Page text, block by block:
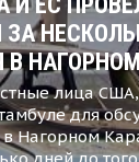
ЗА
В
лица США,
для
в Нагорном
дней до